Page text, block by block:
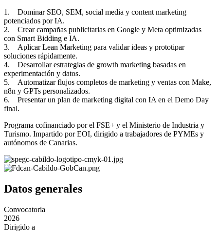
1. Dominar SEO, SEM, social media y content marketing
potenciados por IA.
2. Crear campañas publicitarias en Google y Meta optimizadas
con Smart Bidding e IA.
3. Aplicar Lean Marketing para validar ideas y prototipar
soluciones rápidamente.
4. Desarrollar estrategias de growth marketing basadas en
experimentación y datos.
5. Automatizar flujos completos de marketing y ventas con Make,
n8n y GPTs personalizados.
6. Presentar un plan de marketing digital con IA en el Demo Day
final.
Programa cofinanciado por el FSE+ y el Ministerio de Industria y
Turismo. Impartido por EOI, dirigido a trabajadores de PYMEs y
autónomos de Canarias.
Datos generales
Convocatoria
2026
Dirigido a